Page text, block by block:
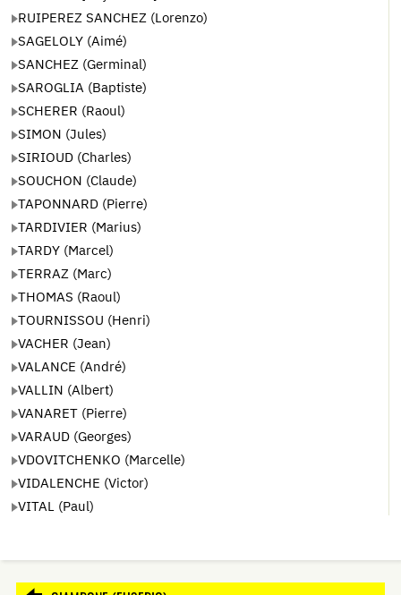
RUIPEREZ SANCHEZ (Lorenzo)
SAGELOLY (Aimé)
SANCHEZ (Germinal)
SAROGLIA (Baptiste)
SCHERER (Raoul)
SIMON (Jules)
SIRIOUD (Charles)
SOUCHON (Claude)
TAPONNARD (Pierre)
TARDIVIER (Marius)
TARDY (Marcel)
TERRAZ (Marc)
THOMAS (Raoul)
TOURNISSOU (Henri)
VACHER (Jean)
VALANCE (André)
VALLIN (Albert)
VANARET (Pierre)
VARAUD (Georges)
VDOVITCHENKO (Marcelle)
VIDALENCHE (Victor)
VITAL (Paul)